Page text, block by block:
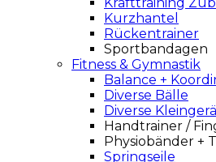
Kurzhantel
Rückentrainer
Sportbandagen
Fitness & Gymnastik
Balance +
Diverse Bälle
Diverse
Handtrainer /
Physiobänder +
Springseile